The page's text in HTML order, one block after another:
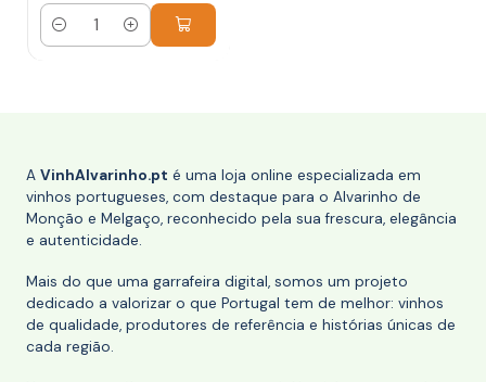
Quantidade
A VinhAlvarinho.pt é uma loja online especializada em
vinhos portugueses, com destaque para o Alvarinho de
Monção e Melgaço, reconhecido pela sua frescura, elegância
e autenticidade.
Mais do que uma garrafeira digital, somos um projeto
dedicado a valorizar o que Portugal tem de melhor: vinhos
de qualidade, produtores de referência e histórias únicas de
cada região.